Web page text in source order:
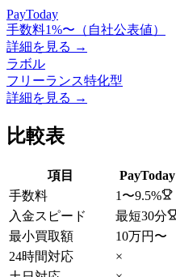
PayToday
手数料1%〜（自社公表値）
詳細を見る →
ラボル
フリーランス特化型
詳細を見る →
比較表
項目 PayToday
手数料
1〜9.5%
入金スピード
最短30分
最小買取額
10万円〜
24時間対応
×